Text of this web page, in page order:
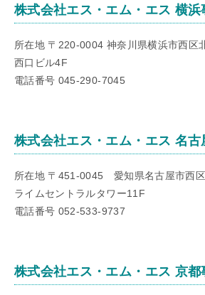
株式会社エス・エム・エス 横浜
所在地 〒220-0004 神奈川県横浜市西区
西口ビル4F
電話番号 045-290-7045
株式会社エス・エム・エス 名古
所在地 〒451-0045 愛知県名古屋市西
ライムセントラルタワー11F
電話番号 052-533-9737
株式会社エス・エム・エス 京都